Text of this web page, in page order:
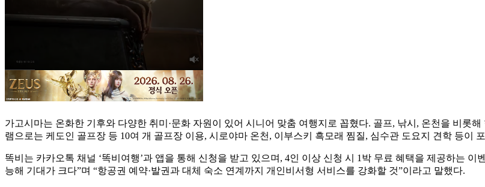
가고시마는 온화한 기후와 다양한 취미·문화 자원이 있어 시니어 맞춤 여행지로 꼽혔다. 골프, 낚시, 온천을 비롯
램으로는 케도인 골프장 등 10여 개 골프장 이용, 시로야마 온천, 이부스키 흑모래 찜질, 심수관 도요지 견학 등이
똑비는 카카오톡 채널 ‘똑비여행’과 앱을 통해 신청을 받고 있으며, 4인 이상 신청 시 1박 무료 혜택을 제공하는
능해 기대가 크다”며 “항공권 예약·발권과 대체 숙소 연계까지 개인비서형 서비스를 강화할 것”이라고 말했다.